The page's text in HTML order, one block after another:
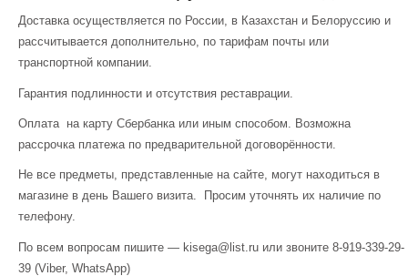
Доставка осуществляется по России, в Казахстан и Белоруссию и
рассчитывается дополнительно, по тарифам почты или
транспортной компании.
Гарантия подлинности и отсутствия реставрации.
Оплата на карту Сбербанка или иным способом. Возможна
рассрочка платежа по предварительной договорённости.
Не все предметы, представленные на сайте, могут находиться в
магазине в день Вашего визита. Просим уточнять их наличие по
телефону.
По всем вопросам пишите — kisega@list.ru или звоните 8-919-339-29-
39 (Viber, WhatsApp)